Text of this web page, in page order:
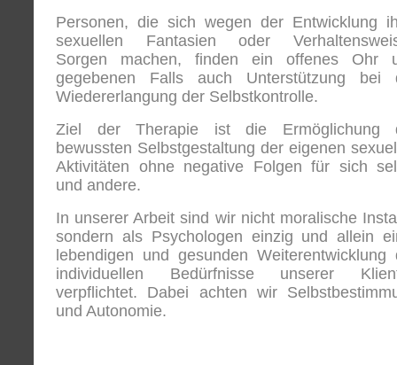
Personen, die sich wegen der Entwicklung
sexuellen Fantasien oder
Sorgen machen, finden ein offenes Ohr
gegebenen Falls auch Unterstützung bei
Wiedererlangung der Selbstkontrolle.
Ziel der Therapie ist die Ermöglichung
bewussten Selbstgestaltung der eigenen
Aktivitäten ohne negative Folgen für sich
und andere.
In unserer Arbeit sind wir nicht moralische
sondern als Psychologen einzig und allein
lebendigen und gesunden Weiterentwicklung
individuellen Bedürfnisse unserer
verpflichtet. Dabei achten wir
und Autonomie.